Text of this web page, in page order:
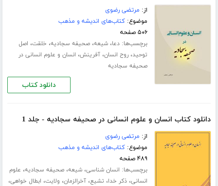
از: مرتضی رضوی
موضوع:کتاب‌های اندیشه و مذهب
۵۰۶ صفحه
برچسب‌ها:دعا،شیعه،صحیفه سجادیه، خلقت، اصل
توحید،روح انسان،آفرینش، انسان و علوم انسانی در
صحیفه سجادیه
دانلود کتاب
دانلود کتاب انسان و علوم انسانی در صحیفه سجادیه - جلد 1
از: مرتضی رضوی
موضوع:کتاب‌های اندیشه و مذهب
۴۸۹ صفحه
برچسب‌ها: انسان شناسی،شیعه،صحیفه سجادیه، علوم
انسانی،ذکر خدا، تشیع،آخرالزمان، ولایت، ابطال خواهی،